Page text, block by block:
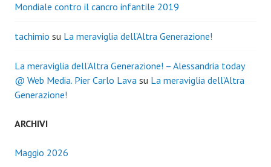
Mondiale contro il cancro infantile 2019
tachimio su La meraviglia dell’Altra Generazione!
La meraviglia dell’Altra Generazione! – Alessandria today
@ Web Media. Pier Carlo Lava su La meraviglia dell’Altra
Generazione!
ARCHIVI
Maggio 2026